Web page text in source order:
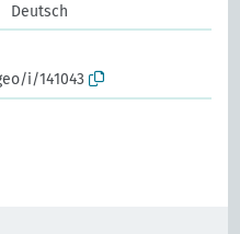
Deutsch
i/141043